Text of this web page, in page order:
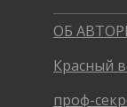
ОБ
Красный
проф-